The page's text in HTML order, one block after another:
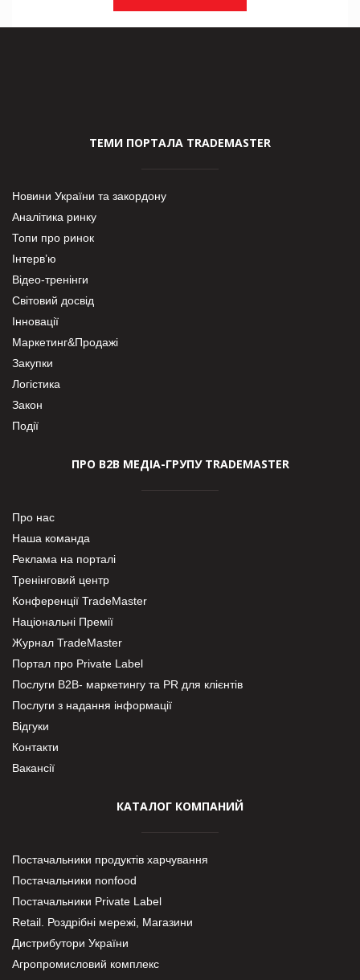
ТЕМИ ПОРТАЛА TRADEMASTER
Новини України та закордону
Аналітика ринку
Топи про ринок
Інтерв’ю
Відео-тренінги
Світовий досвід
Інновації
Маркетинг&Продажі
Закупки
Логістика
Закон
Події
ПРО В2В МЕДІА-ГРУПУ TRADEMASTER
Про нас
Наша команда
Реклама на порталі
Тренінговий центр
Конференції TradeMaster
Національні Премії
Журнал TradeMaster
Портал про Private Label
Послуги В2В- маркетингу та PR для клієнтів
Послуги з надання інформації
Відгуки
Контакти
Вакансії
КАТАЛОГ КОМПАНИЙ
Постачальники продуктів харчування
Постачальники nonfood
Постачальники Private Label
Retail. Роздрібні мережі, Магазини
Дистрибутори України
Агропромисловий комплекс